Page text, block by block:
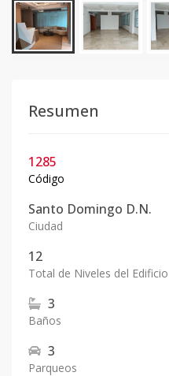
Resumen
1285
Código
Santo Domingo D.N.
Ciudad
12
Total de Niveles del Edificio
3
Baños
3
Parqueos